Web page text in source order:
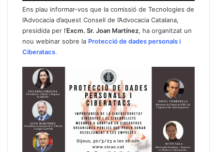
Ens plau informar-vos que la comissió de Tecnologies de
l’Advocacia d’aquest Consell de l’Advocacia Catalana,
presidida per l’Excm. Sr. Joan Martínez, ha organitzat un
nou webinar sobre la Protecció de dades personals i
Ciberatacs.